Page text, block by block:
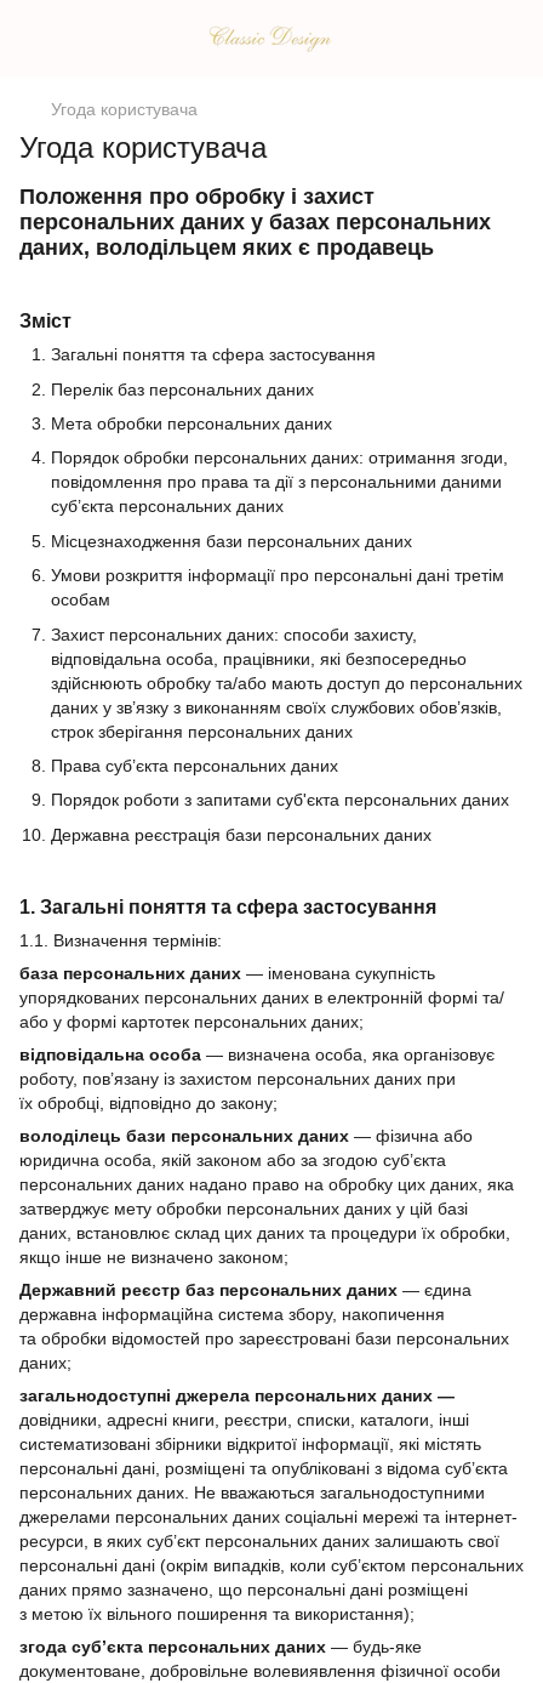
Угода користувача
Угода користувача
Положення про обробку і захист
персональних даних у базах персональних
даних, володільцем яких є продавець
Зміст
Загальні поняття та сфера застосування
Перелік баз персональних даних
Мета обробки персональних даних
Порядок обробки персональних даних: отримання згоди,
повідомлення про права та дії з персональними даними
суб’єкта персональних даних
Місцезнаходження бази персональних даних
Умови розкриття інформації про персональні дані третім
особам
Захист персональних даних: способи захисту,
відповідальна особа, працівники, які безпосередньо
здійснюють обробку та/або мають доступ до персональних
даних у зв’язку з виконанням своїх службових обов’язків,
строк зберігання персональних даних
Права суб’єкта персональних даних
Порядок роботи з запитами суб'єкта персональних даних
Державна реєстрація бази персональних даних
1. Загальні поняття та сфера застосування
1.1. Визначення термінів:
база персональних даних — іменована сукупність
упорядкованих персональних даних в електронній формі та/
або у формі картотек персональних даних;
відповідальна особа — визначена особа, яка організовує
роботу, пов’язану із захистом персональних даних при
їх обробці, відповідно до закону;
володілець бази персональних даних — фізична або
юридична особа, якій законом або за згодою суб’єкта
персональних даних надано право на обробку цих даних, яка
затверджує мету обробки персональних даних у цій базі
даних, встановлює склад цих даних та процедури їх обробки,
якщо інше не визначено законом;
Державний реєстр баз персональних даних — єдина
державна інформаційна система збору, накопичення
та обробки відомостей про зареєстровані бази персональних
даних;
загальнодоступні джерела персональних даних —
довідники, адресні книги, реєстри, списки, каталоги, інші
систематизовані збірники відкритої інформації, які містять
персональні дані, розміщені та опубліковані з відома суб’єкта
персональних даних. Не вважаються загальнодоступними
джерелами персональних даних соціальні мережі та інтернет-
ресурси, в яких суб’єкт персональних даних залишають свої
персональні дані (окрім випадків, коли суб’єктом персональних
даних прямо зазначено, що персональні дані розміщені
з метою їх вільного поширення та використання);
згода суб’єкта персональних даних — будь-яке
документоване, добровільне волевиявлення фізичної особи